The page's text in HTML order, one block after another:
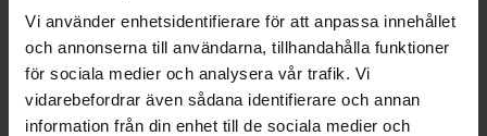
Vi använder enhetsidentifierare för att anpassa innehållet
och annonserna till användarna, tillhandahålla funktioner
för sociala medier och analysera vår trafik. Vi
vidarebefordrar även sådana identifierare och annan
information från din enhet till de sociala medier och
Leikkaa varhaiskaali suikaleiksi, viipaloi porkkanat ja
lohko pestyt perunat. Keitä kiehuvassa, suolalla,
maustepippureilla ja laakerinlehdellä sekä
sipulinvarsisilpulla maustetussa vedessä noin 15
minuuttia.